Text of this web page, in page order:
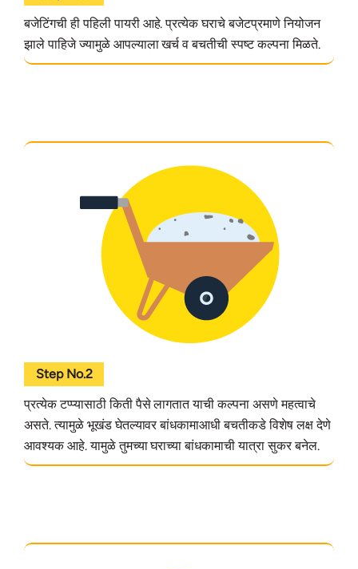
बजेटिंगची ही पहिली पायरी आहे. प्रत्येक घराचे बजेटप्रमाणे नियोजन
झाले पाहिजे ज्यामुळे आपल्याला खर्च व बचतीची स्पष्ट कल्पना मिळते.
Step No.2
प्रत्येक टप्प्यासाठी किती पैसे लागतात याची कल्पना असणे महत्वाचे
असते. त्यामुळे भूखंड घेतल्यावर बांधकामाआधी बचतीकडे विशेष लक्ष देणे
आवश्यक आहे. यामुळे तुमच्या घराच्या बांधकामाची यात्रा सुकर बनेल.